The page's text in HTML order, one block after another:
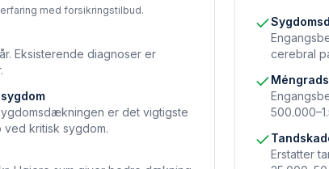
med forsikringstilbud.
Eksisterende diagnoser er
er det vigtigste
kritisk sygdom.
cerebral
Erstatter